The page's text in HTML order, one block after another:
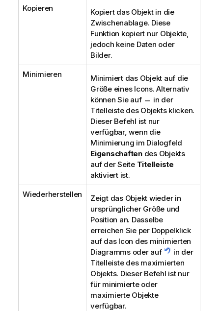
Kopieren
Kopiert das Objekt in die
Zwischenablage. Diese
Funktion kopiert nur Objekte,
jedoch keine Daten oder
Bilder.
Minimieren
Minimiert das Objekt auf die
Größe eines Icons. Alternativ
können Sie auf
in der
Titelleiste des Objekts klicken.
Dieser Befehl ist nur
verfügbar, wenn die
Minimierung im Dialogfeld
Eigenschaftendes Objekts
auf der Seite Titelleiste
aktiviert ist.
Wiederherstellen
Zeigt das Objekt wieder in
ursprünglicher Größe und
Position an. Dasselbe
erreichen Sie per Doppelklick
auf das Icon des minimierten
Diagramms oder auf
in der
Titelleiste des maximierten
Objekts. Dieser Befehl ist nur
für minimierte oder
maximierte Objekte
verfügbar.